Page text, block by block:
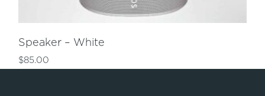
Speaker – White
$85.00